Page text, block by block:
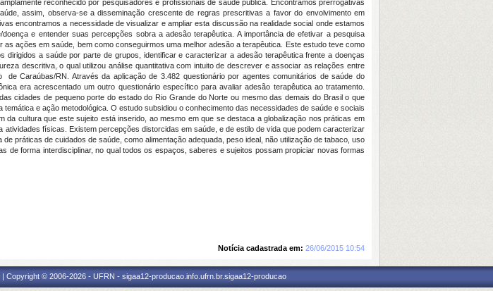
reconhecido por pesquisadores e profissionais de saúde pública. Encontramos prerrogativas
assim, observa-se a disseminação crescente de regras prescritivas a favor do envolvimento em
encontramos a necessidade de visualizar e ampliar esta discussão na realidade social onde estamos
e entender suas percepções sobra a adesão terapêutica. A importância de efetivar a pesquisa
ações em saúde, bem como conseguirmos uma melhor adesão a terapêutica. Este estudo teve como
a saúde por parte de grupos, identificar e caracterizar a adesão terapêutica frente a doenças
descritiva, o qual utilizou análise quantitativa com intuito de descrever e associar as relações entre
Caraúbas/RN. Através da aplicação de 3.482 questionário por agentes comunitários de saúde do
era acrescentado um outro questionário específico para avaliar adesão terapêutica ao tratamento.
cidades de pequeno porte do estado do Rio Grande do Norte ou mesmo das demais do Brasil o que
e ação metodológica. O estudo subsidiou o conhecimento das necessidades de saúde e sociais
cultura que este sujeito está inserido, ao mesmo em que se destaca a globalização nos práticas em
físicas. Existem percepções distorcidas em saúde, e de estilo de vida que podem caracterizar
práticas de cuidados de saúde, como alimentação adequada, peso ideal, não utilização de tabaco, uso
de forma interdisciplinar, no qual todos os espaços, saberes e sujeitos possam propiciar novas formas
Notícia cadastrada em: 26/06/2015 10:54
Copyright © 2006-2026 - UFRN - sigaa12-producao.info.ufrn.br.sigaa12-producao